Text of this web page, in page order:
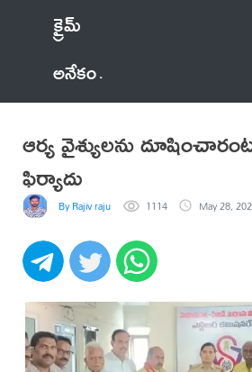
క్రైమ్
అనేకం
ఆర్య వైశ్యులను
ఫిర్యాదు
By Rajiv raju 1114 May 28,